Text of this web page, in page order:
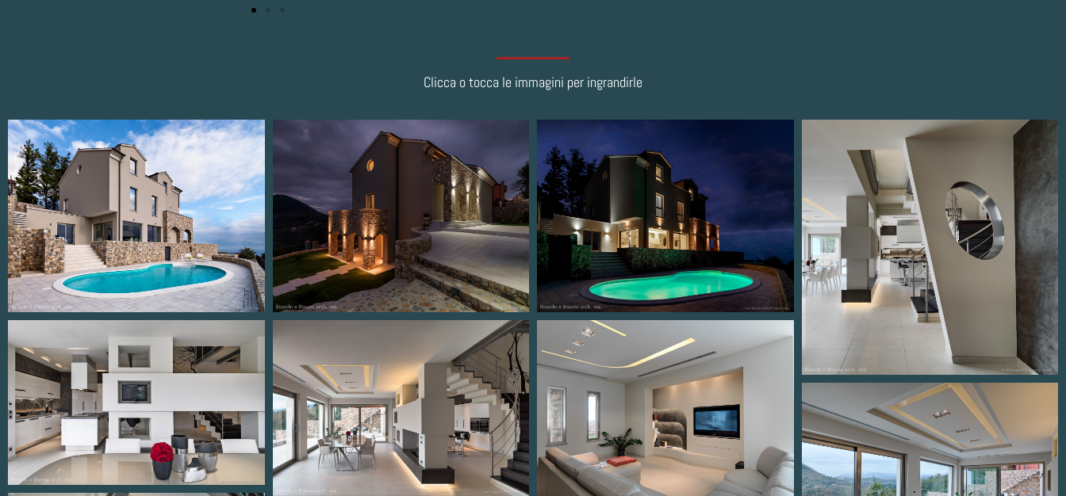
Clicca o tocca le immagini per ingrandirle